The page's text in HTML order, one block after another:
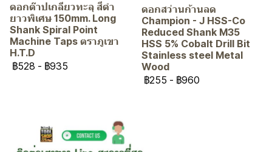
ดอกต๊าปเกลียวทะลุ สีดำ
ยาวพิเศษ 150mm. Long
Shank Spiral Point
Machine Taps ตราภูเขา
H.T.D
฿528 - ฿935
ดอกสว่านก้านลด
Champion - J HSS-Co
Reduced Shank M35
HSS 5% Cobalt Drill Bit
Stainless steel Metal
Wood
฿255 - ฿960